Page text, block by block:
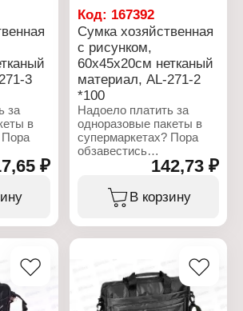
3
за
в
Пора
В
₽
Код: 167392
Сумка хозяйственная
с рисунком,
60х45х20см нетканый
материал, AL-271-2
*100
Надоело платить за
одноразовые пакеты в
супермаркетах? Пора
обзавестись
хозяйственной сумкой. В
отличие от
целлофановых аналогов
высокопрочного
полипропилена.
Выдерживает большие
142,73 ₽
В корзину